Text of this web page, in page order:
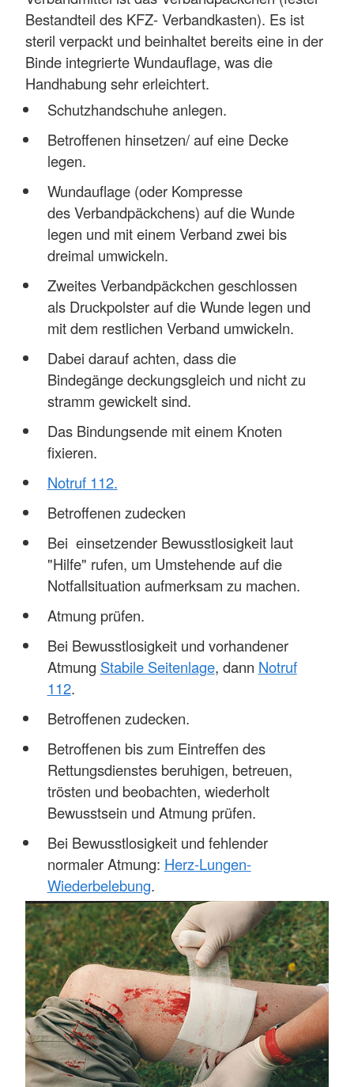
Bestandteil des KFZ- Verbandkasten). Es ist
steril verpackt und beinhaltet bereits eine in der
Binde integrierte Wundauflage, was die
Handhabung sehr erleichtert.
Schutzhandschuhe anlegen.
Betroffenen hinsetzen/ auf eine Decke
legen.
Wundauflage (oder Kompresse
des Verbandpäckchens) auf die Wunde
legen und mit einem Verband zwei bis
dreimal umwickeln.
Zweites Verbandpäckchen geschlossen
als Druckpolster auf die Wunde legen und
mit dem restlichen Verband umwickeln.
Dabei darauf achten, dass die
Bindegänge deckungsgleich und nicht zu
stramm gewickelt sind.
Das Bindungsende mit einem Knoten
fixieren.
Notruf 112.
Betroffenen zudecken
Bei einsetzender Bewusstlosigkeit laut
"Hilfe" rufen, um Umstehende auf die
Notfallsituation aufmerksam zu machen.
Atmung prüfen.
Bei Bewusstlosigkeit und vorhandener
Atmung Stabile Seitenlage, dann Notruf
112.
Betroffenen zudecken.
Betroffenen bis zum Eintreffen des
Rettungsdienstes beruhigen, betreuen,
trösten und beobachten, wiederholt
Bewusstsein und Atmung prüfen.
Bei Bewusstlosigkeit und fehlender
normaler Atmung: Herz-Lungen-
Wiederbelebung.